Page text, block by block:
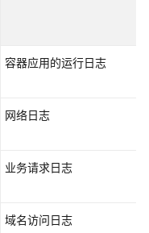
容器应用的运行日志
网络日志
业务请求日志
域名访问日志